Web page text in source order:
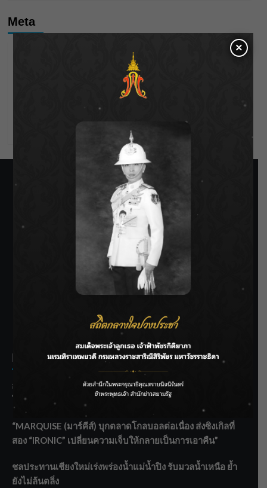
Meta
WordPress.org
SIAMRATH VARIETY
THE BEST ENTERTAINMENT
Recent Posts
กรมประมงฟื้น “บ้านธารทอง” จากป่าเสื่อมโทรม สู่แหล่ง
โปรตีนยั่งยืนตามพระราชดำริ
“MARQUISE (มาร์คีส์) บุกตลาดโกลบอลต่อเนื่อง ส่งซิงเกิลที่
สอง “IRONIC” เปลี่ยนความเจ็บให้กลายเป็นการเอาคืน”
ชลประทานเชียงใหม่เร่งพร่องน้ำแม่น้ำปิง รับมวลน้ำเหนือ ย้ำ
ยังไม่ล้นตลิ่ง
×